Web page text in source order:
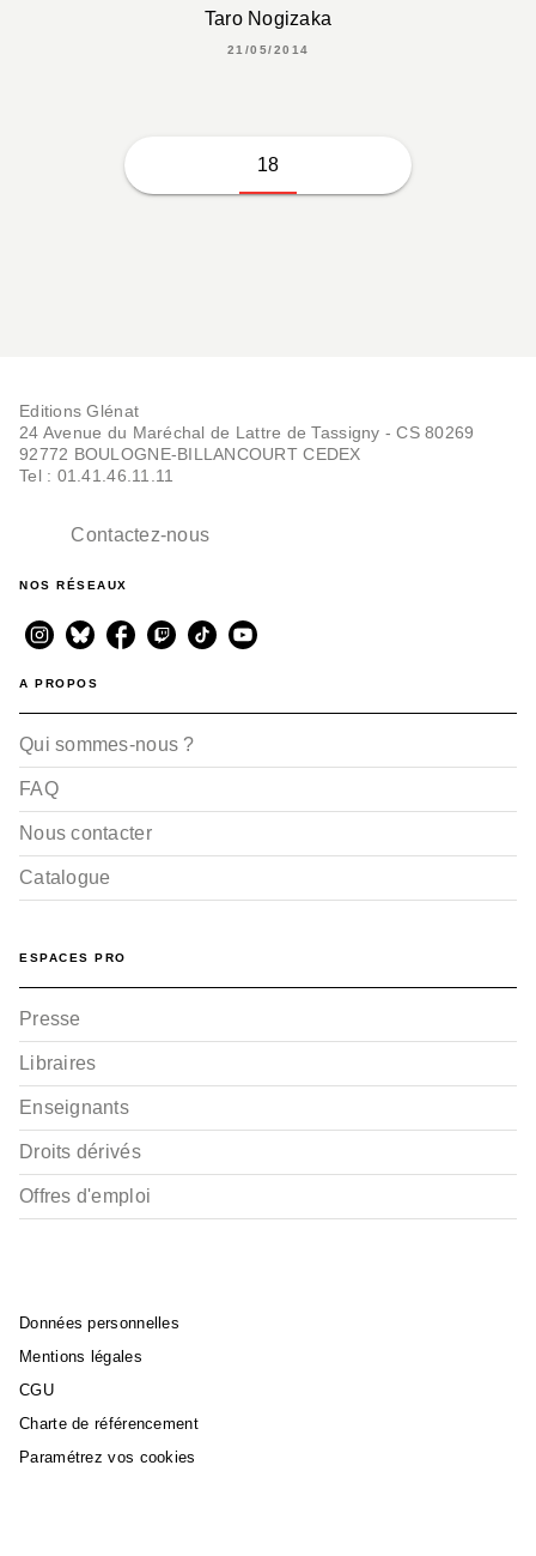
Taro Nogizaka
21/05/2014
18
Editions Glénat
24 Avenue du Maréchal de Lattre de Tassigny - CS 80269
92772 BOULOGNE-BILLANCOURT CEDEX
Tel : 01.41.46.11.11
Contactez-nous
NOS RÉSEAUX
A PROPOS
Qui sommes-nous ?
FAQ
Nous contacter
Catalogue
ESPACES PRO
Presse
Libraires
Enseignants
Droits dérivés
Offres d'emploi
Données personnelles
Mentions légales
CGU
Charte de référencement
Paramétrez vos cookies